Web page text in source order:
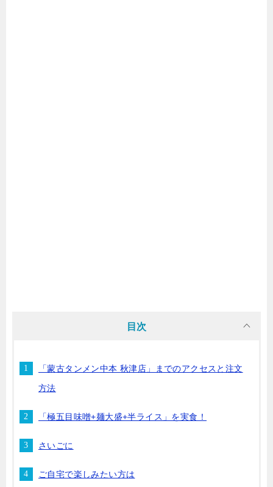
目次
「蒙古タンメン中本 秋津店」までのアクセスと注文
方法
「極五目味噌+麺大盛+半ライス」を実食！
さいごに
ご自宅で楽しみたい方は